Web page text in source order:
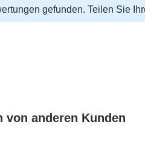
gefunden. Teilen Sie
von anderen Kunden